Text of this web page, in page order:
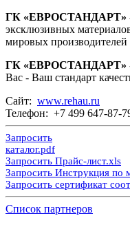
ГК «ЕВРОСТАНДАРТ»
эксклюзивных
мировых
ГК «ЕВРОСТАНДАРТ»
Вас - Ваш стандарт
Сайт: www.rehau.ru
Телефон: +7 499 647-87-
Запросить
каталог.pdf
Запросить Прайс-лист.xls
Запросить Инструкция по
Запросить сертификат
Список партнеров